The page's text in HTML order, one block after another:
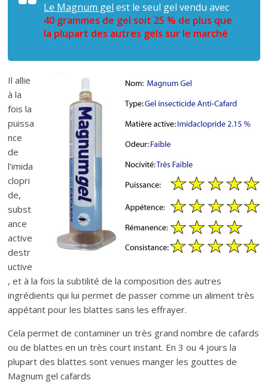
Le Magnum gel est le seul gel vendu avec
40 grammes de gel soit 25 % de plus que
la plupart des autres gels sur le marché
Il allie
à la
fois la
puissa
nce
de
l’imida
clopri
de,
subst
ance
active
destr
uctive
, et à la fois la subtilité de la composition des autres
ingrédients qui lui permet de passer comme un aliment très
appétant pour les blattes sans les effrayer.
Cela permet de contaminer un très grand nombre de cafards
ou de blattes en un très court instant. En 3 ou 4 jours la
plupart des blattes sont venues manger les gouttes de
Magnum gel cafards